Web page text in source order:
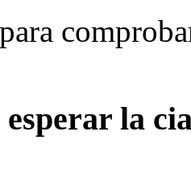
esperar la